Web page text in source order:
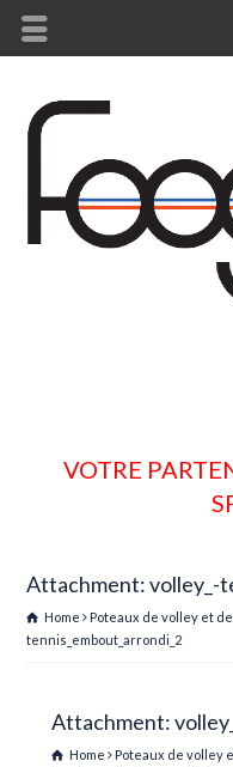
VOTRE
Attachment: volley_-
Home Poteaux de volley et
tennis_embout_arrondi_2
Attachment:
Home Poteaux de volley